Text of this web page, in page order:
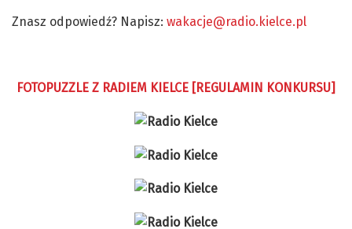
Znasz odpowiedź? Napisz: wakacje@radio.kielce.pl
FOTOPUZZLE Z RADIEM KIELCE [REGULAMIN KONKURSU]